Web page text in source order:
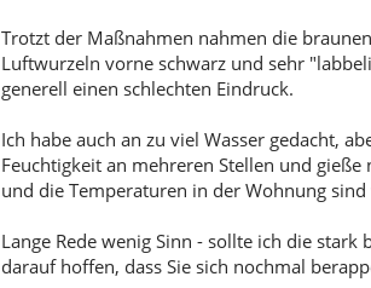
Trotzt der Maßnahmen nahmen die
Luftwurzeln vorne schwarz und sehr
generell einen schlechten Eindruck.
Ich habe auch an zu viel Wasser gedacht,
Feuchtigkeit an mehreren Stellen und
und die Temperaturen in der Wohnung
Lange Rede wenig Sinn - sollte ich die
darauf hoffen, dass Sie sich nochmal